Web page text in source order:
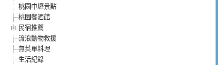
桃園中壢景點
桃園餐酒館
民宿推薦
流浪動物救援
無菜單料理
生活紀錄